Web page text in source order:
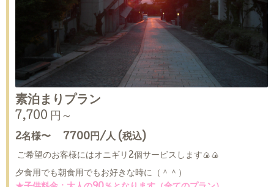
素泊まりプラン
7,700 円～
2名様〜 7700円/人 (税込)
ご希望のお客様にはオニギリ2個サービスします🍙🍙
夕食用でも朝食用でもお好きな時に（＾＾）